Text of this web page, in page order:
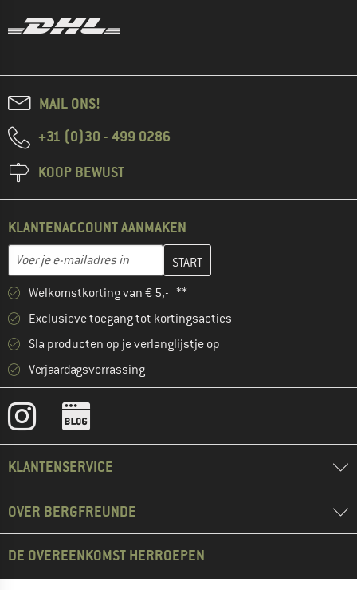
MAIL ONS!
+31 (0)30 - 499 0286
KOOP BEWUST
KLANTENACCOUNT AANMAKEN
E-mailadres
Vul je e-mailadres hier in en maak in de volgende stap je
Welkomstkorting van € 5,- **
Exclusieve toegang tot kortingsacties
Sla producten op je verlanglijstje op
Verjaardagsverrassing
KLANTENSERVICE
OVER BERGFREUNDE
DE OVEREENKOMST HERROEPEN